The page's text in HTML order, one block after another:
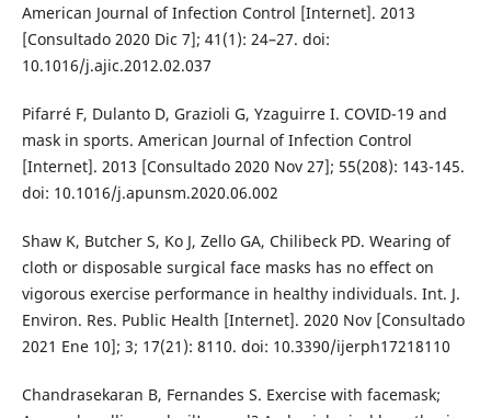
American Journal of Infection Control [Internet]. 2013
[Consultado 2020 Dic 7]; 41(1): 24–27. doi:
10.1016/j.ajic.2012.02.037
Pifarré F, Dulanto D, Grazioli G, Yzaguirre I. COVID-19 and
mask in sports. American Journal of Infection Control
[Internet]. 2013 [Consultado 2020 Nov 27]; 55(208): 143-145.
doi: 10.1016/j.apunsm.2020.06.002
Shaw K, Butcher S, Ko J, Zello GA, Chilibeck PD. Wearing of
cloth or disposable surgical face masks has no effect on
vigorous exercise performance in healthy individuals. Int. J.
Environ. Res. Public Health [Internet]. 2020 Nov [Consultado
2021 Ene 10]; 3; 17(21): 8110. doi: 10.3390/ijerph17218110
Chandrasekaran B, Fernandes S. Exercise with facemask;